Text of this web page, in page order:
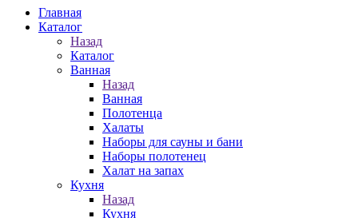
Главная
Каталог
Назад
Каталог
Ванная
Назад
Ванная
Полотенца
Халаты
Наборы для сауны и бани
Наборы полотенец
Халат на запах
Кухня
Назад
Кухня